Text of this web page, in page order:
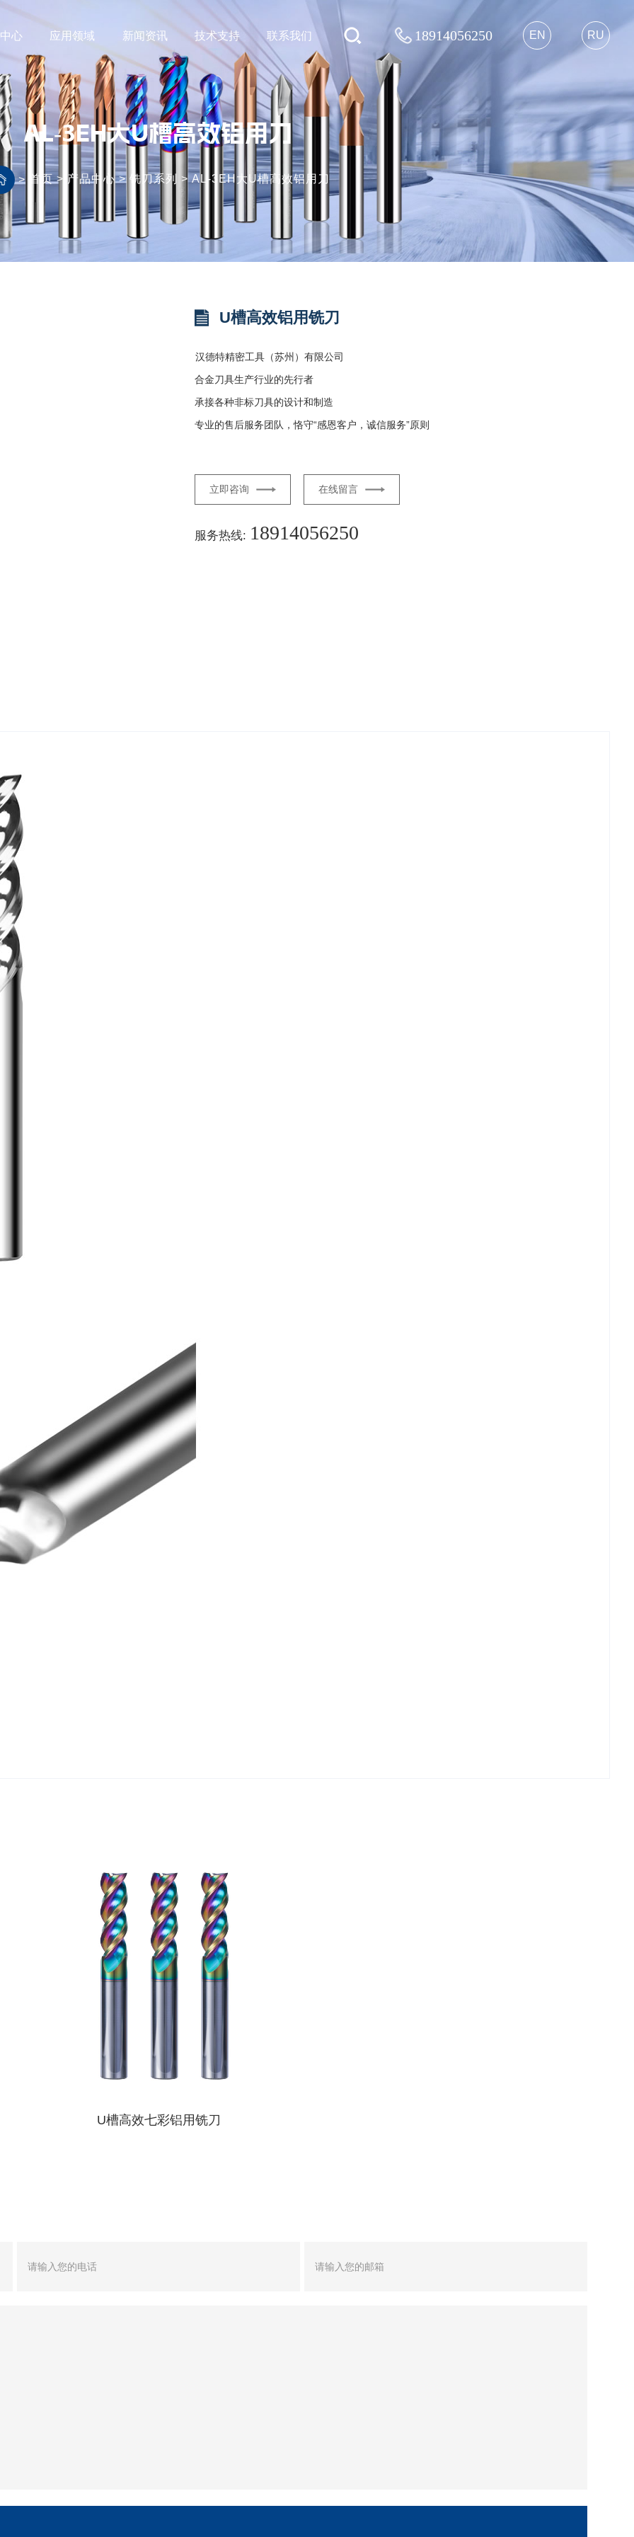
心 应用领域 新闻资讯 技术支持 联系我们 18914056250 EN RU
AL-3EH大U槽高效铝用刀
> 首页> 产品中心>铣刀系列 >AL-3EH大U槽高效铝用刀
U槽高效铝用铣刀
汉德特精密工具（苏州）有限公司
合金刀具生产行业的先行者
承接各种非标刀具的设计和制造
专业的售后服务团队，恪守“感恩客户，诚信服务”原则
立即咨询 在线留言
服务热线: 18914056250
U槽高效七彩铝用铣刀